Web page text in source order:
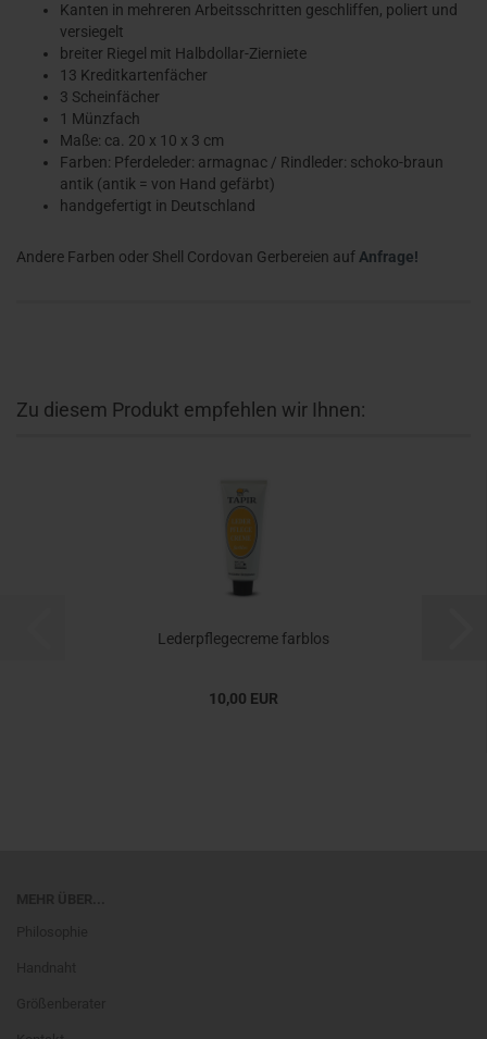
Kanten in mehreren Arbeitsschritten geschliffen, poliert und
versiegelt
breiter Riegel mit Halbdollar-Zierniete
13 Kreditkartenfächer
3 Scheinfächer
1 Münzfach
Maße: ca. 20 x 10 x 3 cm
Farben: Pferdeleder: armagnac / Rindleder: schoko-braun
antik (antik = von Hand gefärbt)
handgefertigt in Deutschland
Andere Farben oder Shell Cordovan Gerbereien auf Anfrage!
Zu diesem Produkt empfehlen wir Ihnen:
Lederpflegecreme farblos
10,00 EUR